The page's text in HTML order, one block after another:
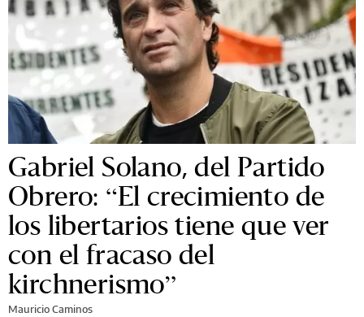
Gabriel Solano, del Partido
Obrero: “El crecimiento de
los libertarios tiene que ver
con el fracaso del
kirchnerismo”
Mauricio Caminos